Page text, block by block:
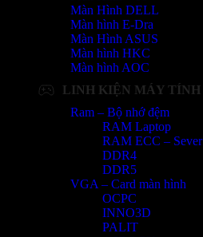
Màn Hình DELL
Màn hình E-Dra
Màn Hình ASUS
Màn hình HKC
Màn hình AOC
LINH KIỆN MÁY TÍNH
Ram – Bộ nhớ đệm
RAM Laptop
RAM ECC – Sever
DDR4
DDR5
VGA – Card màn hình
OCPC
INNO3D
PALIT